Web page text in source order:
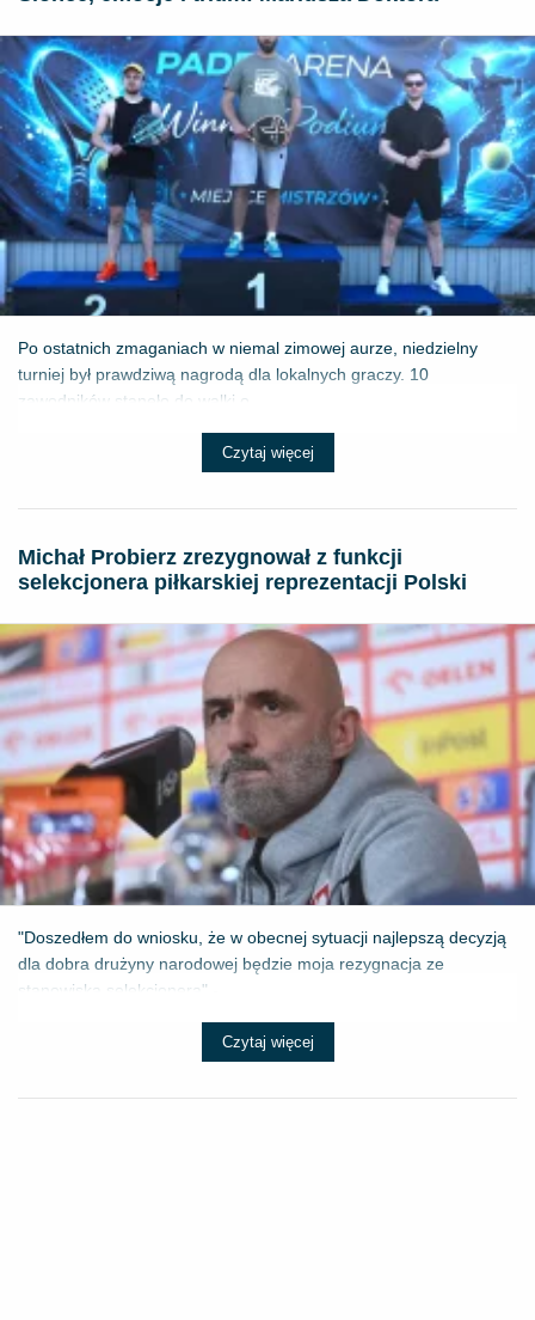
Po ostatnich zmaganiach w niemal zimowej aurze, niedzielny
turniej był prawdziwą nagrodą dla lokalnych graczy. 10
zawodników stanęło do walki o ...
Czytaj więcej
Michał Probierz zrezygnował z funkcji
selekcjonera piłkarskiej reprezentacji Polski
"Doszedłem do wniosku, że w obecnej sytuacji najlepszą decyzją
dla dobra drużyny narodowej będzie moja rezygnacja ze
stanowiska selekcjonera" - ...
Czytaj więcej